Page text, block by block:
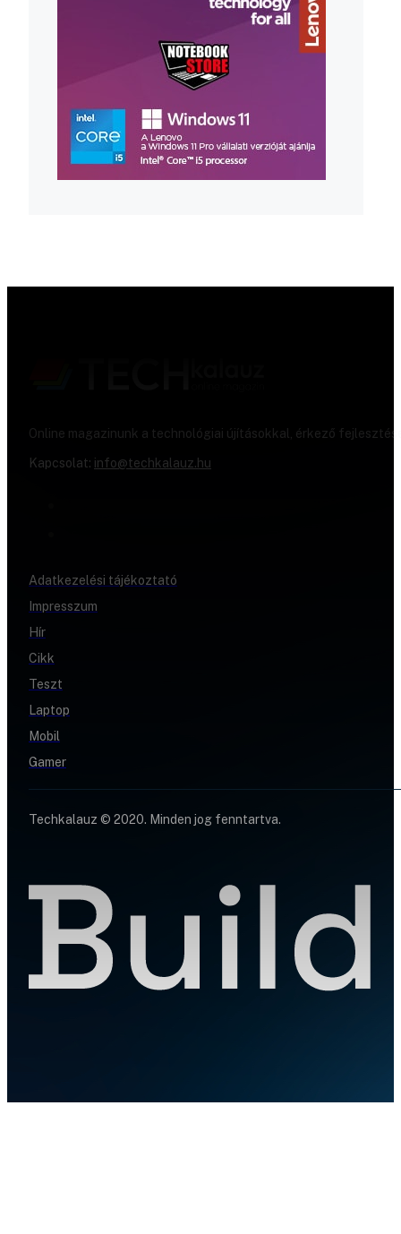
Online magazinunk a technológiai újításokkal, érkező
Kapcsolat: info@techkalauz.hu
Adatkezelési tájékoztató
Impresszum
Hír
Cikk
Teszt
Laptop
Mobil
Gamer
Techkalauz © 2020. Minden jog fenntartva.